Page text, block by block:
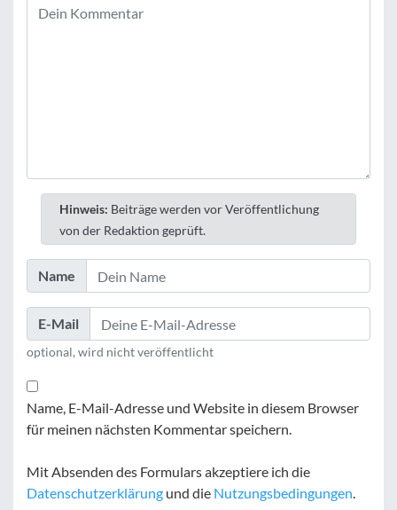
Hinweis: Beiträge werden vor Veröffentlichung
von der Redaktion geprüft.
Name
E-Mail
optional, wird nicht veröffentlicht
Name, E-Mail-Adresse und Website in diesem Browser
für meinen nächsten Kommentar speichern.
Mit Absenden des Formulars akzeptiere ich die
Datenschutzerklärung und die Nutzungsbedingungen.